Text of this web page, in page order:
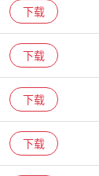
下载
下载
下载
下载